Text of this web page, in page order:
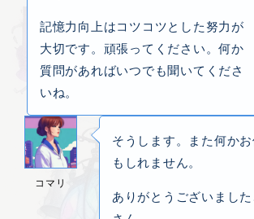
記憶力向上はコツコツとした努力が
大切です。頑張ってください。何か
質問があればいつでも聞いてくださ
いね。
コマリ
そうします。また何か
もしれません。
ありがとうございまし